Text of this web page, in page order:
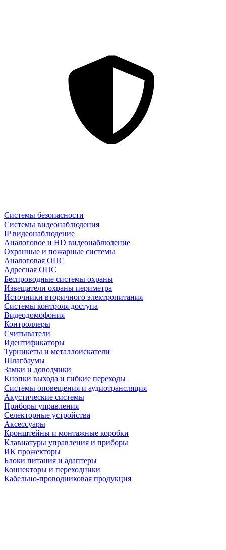
Системы безопасности
Системы видеонаблюдения
IP видеонаблюдение
Аналоговое и HD видеонаблюдение
Охранные и пожарные системы
Аналоговая ОПС
Адресная ОПС
Беспроводные системы охраны
Извещатели охраны периметра
Источники вторичного электропитания
Системы контроля доступа
Видеодомофония
Контроллеры
Считыватели
Идентификаторы
Турникеты и металлоискатели
Шлагбаумы
Замки и доводчики
Кнопки выхода и гибкие переходы
Системы оповещения и аудиотрансляция
Акустические системы
Приборы управления
Селекторные устройства
Аксессуары
Кронштейны и монтажные коробки
Клавиатуры управления и приборы
ИК прожекторы
Блоки питания и адаптеры
Коннекторы и переходники
Кабельно-проводниковая продукция